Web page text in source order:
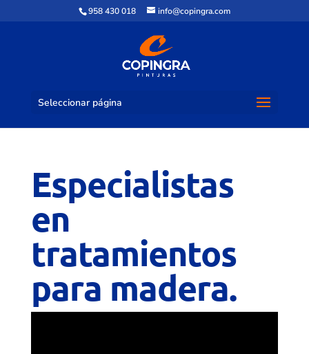
958 430 018 info@copingra.com
Seleccionar página
Especialistas
en
tratamientos
para madera.